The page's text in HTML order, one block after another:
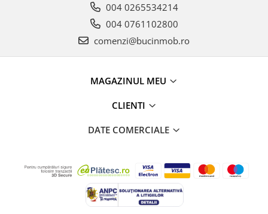
004 0265534214
004 0761102800
comenzi@bucinmob.ro
MAGAZINUL MEU
CLIENTI
DATE COMERCIALE